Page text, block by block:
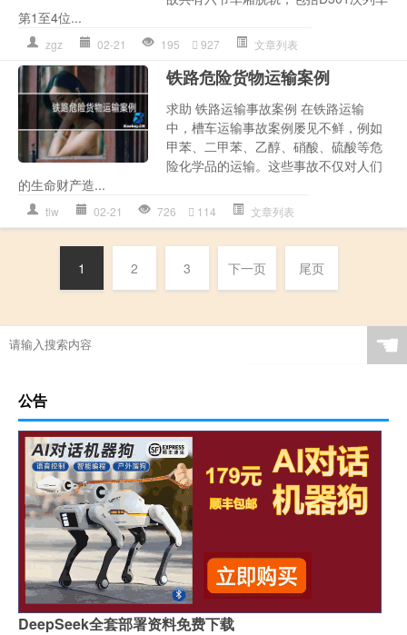
第1至4位...
zgz 02-21 195 927 文章列表
铁路危险货物运输案例
求助 铁路运输事故案例 在铁路运输
中，槽车运输事故案例屡见不鲜，例如
甲苯、二甲苯、乙醇、硝酸、硫酸等危
险化学品的运输。这些事故不仅对人们
的生命财产造...
tlw 02-21 726 114 文章列表
1 2 3 下一页 尾页
☚
公告
DeepSeek全套部署资料免费下载